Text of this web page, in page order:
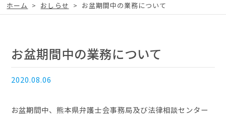
ホーム おしらせ お盆期間中の業務について
お盆期間中の業務について
2020.08.06
お盆期間中、熊本県弁護士会事務局及び法律相談センター